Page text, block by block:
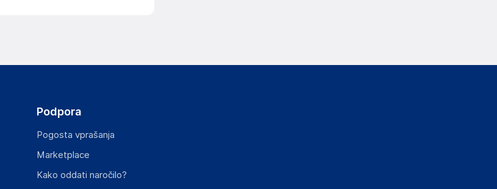
Podpora
Pogosta vprašanja
Marketplace
Kako oddati naročilo?